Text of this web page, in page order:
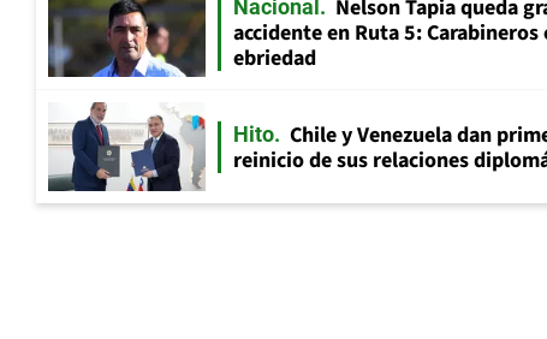
Nacional
Nelson Tapia queda
accidente en Ruta 5:
ebriedad
Hito
Chile y Venezuela dan
reinicio de sus relaciones